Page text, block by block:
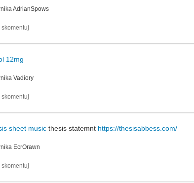
AdrianSpows
12mg
Vadiory
sheet music thesis statemnt https://thesisabbess.com/
EcrOrawn